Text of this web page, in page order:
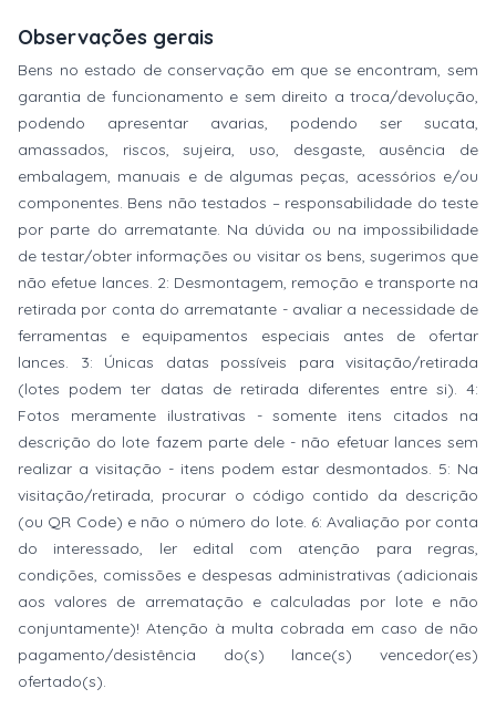
Observações gerais
Bens no estado de conservação em que se encontram, sem
garantia de funcionamento e sem direito a troca/devolução,
podendo apresentar avarias, podendo ser sucata,
amassados, riscos, sujeira, uso, desgaste, ausência de
embalagem, manuais e de algumas peças, acessórios e/ou
componentes. Bens não testados – responsabilidade do teste
por parte do arrematante. Na dúvida ou na impossibilidade
de testar/obter informações ou visitar os bens, sugerimos que
não efetue lances. 2: Desmontagem, remoção e transporte na
retirada por conta do arrematante - avaliar a necessidade de
ferramentas e equipamentos especiais antes de ofertar
lances. 3: Únicas datas possíveis para visitação/retirada
(lotes podem ter datas de retirada diferentes entre si). 4:
Fotos meramente ilustrativas - somente itens citados na
descrição do lote fazem parte dele - não efetuar lances sem
realizar a visitação - itens podem estar desmontados. 5: Na
visitação/retirada, procurar o código contido da descrição
(ou QR Code) e não o número do lote. 6: Avaliação por conta
do interessado, ler edital com atenção para regras,
condições, comissões e despesas administrativas (adicionais
aos valores de arrematação e calculadas por lote e não
conjuntamente)! Atenção à multa cobrada em caso de não
pagamento/desistência do(s) lance(s) vencedor(es)
ofertado(s).